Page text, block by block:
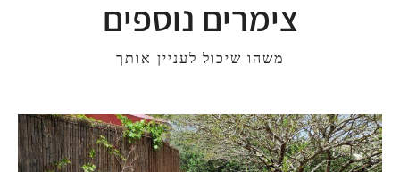
צימרים נוספים
משהו שיכול לעניין אותך